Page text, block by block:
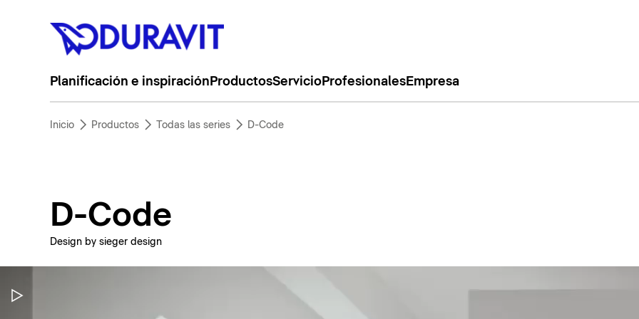
Planificación e inspiración ProductosServicioProfesionalesEmpresa
Inicio Productos Todas las series D-Code
D-Code
Design by sieger design
Pausar vídeo